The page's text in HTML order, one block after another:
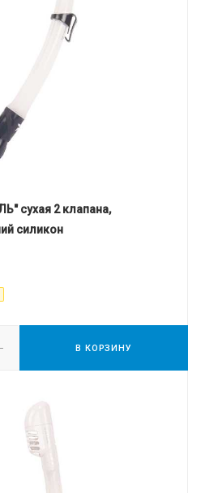
сухая 2 клапана,
силикон
В КОРЗИНУ